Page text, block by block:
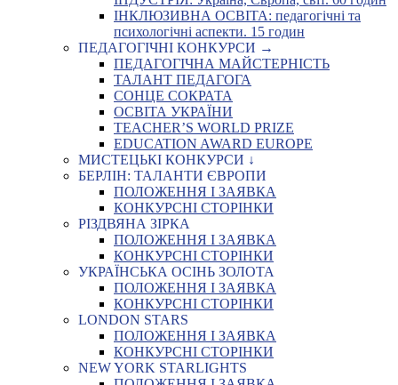
ІНКЛЮЗИВНА ОСВІТА: педагогічні та
психологічні аспекти. 15 годин
ПЕДАГОГІЧНІ КОНКУРСИ →
ПЕДАГОГІЧНА МАЙСТЕРНІСТЬ
ТАЛАНТ ПЕДАГОГА
СОНЦЕ СОКРАТА
ОСВІТА УКРАЇНИ
TEACHER’S WORLD PRIZE
EDUCATION AWARD EUROPE
МИСТЕЦЬКІ КОНКУРСИ ↓
БЕРЛІН: ТАЛАНТИ ЄВРОПИ
ПОЛОЖЕННЯ І ЗАЯВКА
КОНКУРСНІ СТОРІНКИ
РІЗДВЯНА ЗІРКА
ПОЛОЖЕННЯ І ЗАЯВКА
КОНКУРСНІ СТОРІНКИ
УКРАЇНСЬКА ОСІНЬ ЗОЛОТА
ПОЛОЖЕННЯ І ЗАЯВКА
КОНКУРСНІ СТОРІНКИ
LONDON STARS
ПОЛОЖЕННЯ І ЗАЯВКА
КОНКУРСНІ СТОРІНКИ
NEW YORK STARLIGHTS